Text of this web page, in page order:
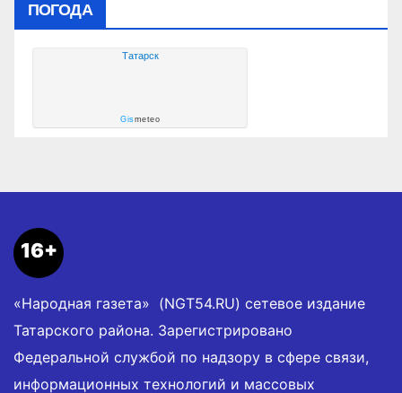
ПОГОДА
Татарск
Gismeteo
16+
«Народная газета» (NGT54.RU) сетевое издание
Татарского района. Зарегистрировано
Федеральной службой по надзору в сфере связи,
информационных технологий и массовых